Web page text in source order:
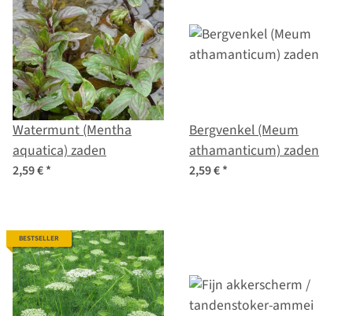
Watermunt (Mentha
aquatica) zaden
2,59 €*
Bergvenkel (Meum
athamanticum) zaden
2,59 €*
BESTSELLER